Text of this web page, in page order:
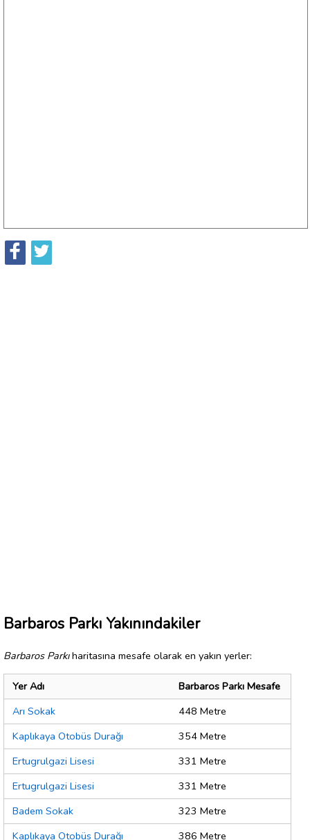
Barbaros Parkı Yakınındakiler
Barbaros Parkıharitasına mesafe olarak en yakın yerler:
Yer Adı
Barbaros Parkı Mesafe
Arı Sokak
448 Metre
Kaplıkaya Otobüs Durağı
354 Metre
Ertugrulgazi Lisesi
331 Metre
Ertugrulgazi Lisesi
331 Metre
Badem Sokak
323 Metre
Kaplıkaya Otobüs Durağı
386 Metre